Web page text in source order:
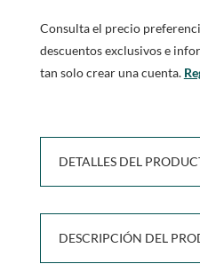
Consulta el precio
descuentos exclusivos e
tan solo crear una cuenta.
DETALLES DEL
DESCRIPCIÓN DEL